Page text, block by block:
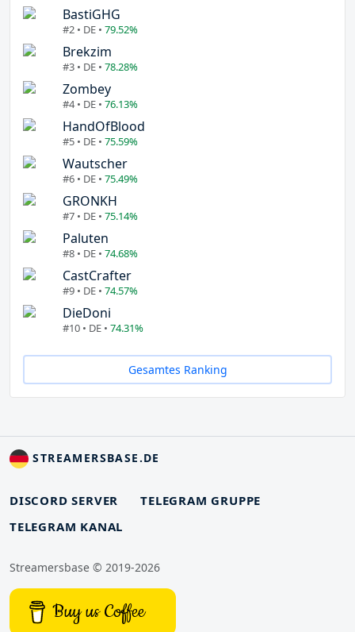
BastiGHG
#2 • DE • 79.52%
Brekzim
#3 • DE • 78.28%
Zombey
#4 • DE • 76.13%
HandOfBlood
#5 • DE • 75.59%
Wautscher
#6 • DE • 75.49%
GRONKH
#7 • DE • 75.14%
Paluten
#8 • DE • 74.68%
CastCrafter
#9 • DE • 74.57%
DieDoni
#10 • DE • 74.31%
Gesamtes Ranking
STREAMERSBASE.DE
DISCORD SERVER
TELEGRAM GRUPPE
TELEGRAM KANAL
Streamersbase © 2019-2026
Buy us Coffee